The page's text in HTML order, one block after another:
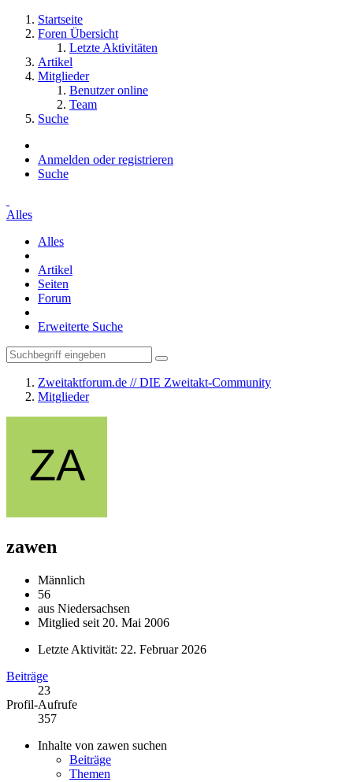
Startseite
Foren Übersicht
Letzte Aktivitäten
Artikel
Mitglieder
Benutzer online
Team
Suche
Anmelden oder registrieren
Suche
Alles
Alles
Artikel
Seiten
Forum
Erweiterte Suche
Zweitaktforum.de // DIE Zweitakt-Community
Mitglieder
zawen
Männlich
56
aus Niedersachsen
Mitglied seit 20. Mai 2006
Letzte Aktivität: 22. Februar 2026
Beiträge
23
Profil-Aufrufe
357
Inhalte von zawen suchen
Beiträge
Themen